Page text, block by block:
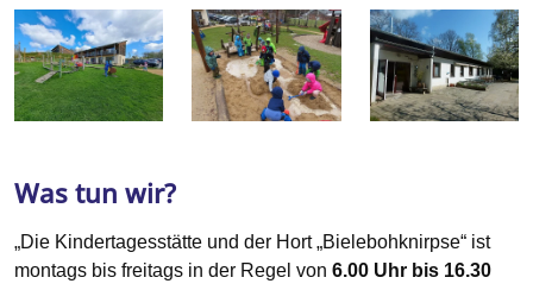
Was tun wir?
„Die Kindertagesstätte und der Hort „Bielebohknirpse“ ist
montags bis freitags in der Regel von 6.00 Uhr bis 16.30